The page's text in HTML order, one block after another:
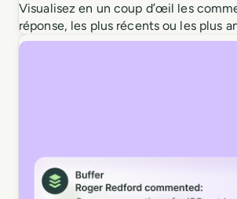
Visualisez en un coup d’œil les
réponse, les plus récents ou les plus